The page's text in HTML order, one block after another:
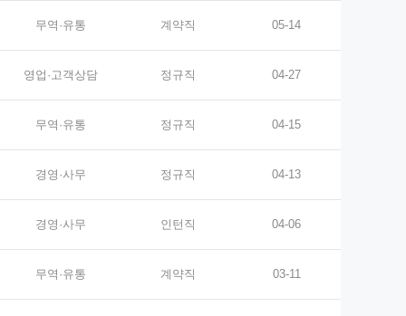
무역·유통 계약직 05-14
영업·고객상담 정규직 04-27
무역·유통 정규직 04-15
경영·사무 정규직 04-13
경영·사무 인턴직 04-06
무역·유통 계약직 03-11